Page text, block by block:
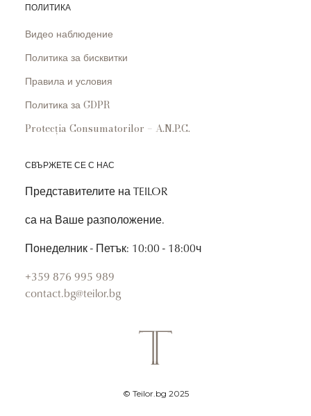
ПОЛИТИКА
Видео наблюдение
Политика за бисквитки
Правила и условия
Политика за GDPR
Protecția Consumatorilor – A.N.P.C.
СВЪРЖЕТЕ СЕ С НАС
Представителите на TEILOR
са на Ваше разположение.
Понеделник - Петък: 10:00 - 18:00ч
+359 876 995 989
contact.bg@teilor.bg
© Teilor.bg 2025